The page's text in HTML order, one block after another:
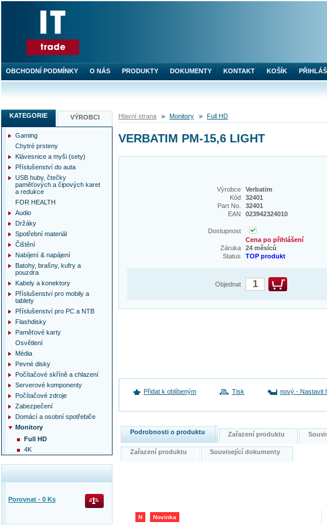
Hlavní strana Monitory Full HD
VERBATIM PM-15,6 LIGHT
Výrobce
Verbatim
Kód
32401
Part No.
32401
EAN
023942324010
Dostupnost
Cena po přihlášení
Záruka
24 měsíců
Status
TOP produkt
Objednat
Přidat k oblíbeným Tisk nový - Nastavit
Podrobnosti o produktu Zařazení produktu
Zařazení produktu Související dokumenty
N Novinka
KATEGORIE VÝROBCI
Gaming
Chytré prsteny
Klávesnice a myši (sety)
Příslušenství do auta
USB huby, čtečky
paměťových a čipových karet
a redukce
FOR HEALTH
Audio
Držáky
Spotřební materiál
Čištění
Nabíjení & napájení
Batohy, brašny, kufry a
pouzdra
Kabely a konektory
Příslušenství pro mobily a
tablety
Příslušenství pro PC a NTB
Flashdisky
Paměťové karty
Osvětlení
Média
Pevné disky
Počítačové skříně a chlazení
Serverové komponenty
Počítačové zdroje
Zabezpečení
Domácí a osobní spotřebiče
Monitory
Full HD
4K
Porovnat - 0 Ks
OBCHODNÍ PODMÍNKY O NÁS PRODUKTY DOKUMENTY KONTAKT KOŠÍK